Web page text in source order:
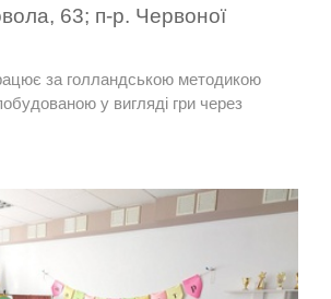
63; п-р. Червоної
за голландською методикою
у вигляді гри через